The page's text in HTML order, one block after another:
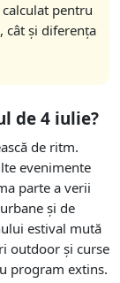
pentru
cât și diferența
de 4 iulie?
de ritm.
evenimente
parte a verii
și de
estival mută
outdoor și curse
program extins.